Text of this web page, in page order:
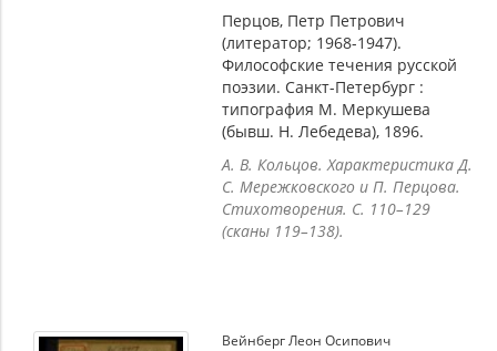
Перцов, Петр Петрович
(литератор; 1968-1947).
Философские течения русской
поэзии. Санкт-Петербург :
типография М. Меркушева
(бывш. Н. Лебедева), 1896.
А. В. Кольцов. Характеристика Д.
С. Мережковского и П. Перцова.
Стихотворения. С. 110–129
(сканы 119–138).
Вейнберг Леон Осипович